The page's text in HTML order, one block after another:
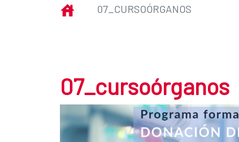
07_cursoórganos
INICIO07_CURSOÓRGANOS
07_cursoórganos